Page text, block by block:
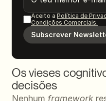
Aceito a Política de
Condições Comerciais.
Subscrever
Os vieses
decisões
Nenhum framework